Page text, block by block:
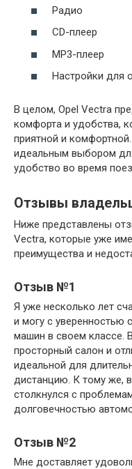
Радио
CD-плеер
MP3-плеер
Настройки для
В целом, Opel Vectra
комфорта и удобства,
приятной и
идеальным выбором
удобство во время
Отзывы
Ниже представлены
Vectra, которые уже
преимущества и
Отзыв №1
Я уже несколько лет
и могу с уверенностью
машин в своем классе.
просторный салон и
идеальной для
дистанцию. К тому же,
столкнулся с
долговечностью
Отзыв №2
Мне доставляет